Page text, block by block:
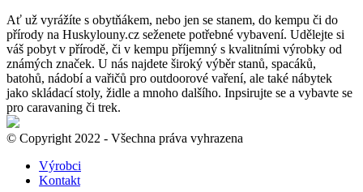
Ať už vyrážíte s obytňákem, nebo jen se stanem, do kempu či do
přírody na Huskylouny.cz seženete potřebné vybavení. Udělejte si
váš pobyt v přírodě, či v kempu příjemný s kvalitními výrobky od
známých značek. U nás najdete široký výběr stanů, spacáků,
batohů, nádobí a vařičů pro outdoorové vaření, ale také nábytek
jako skládací stoly, židle a mnoho dalšího. Inpsirujte se a vybavte se
pro caravaning či trek.
© Copyright 2022 - Všechna práva vyhrazena
Výrobci
Kontakt